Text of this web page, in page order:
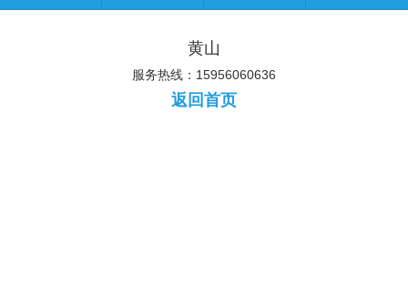
黄山
服务热线：15956060636
返回首页